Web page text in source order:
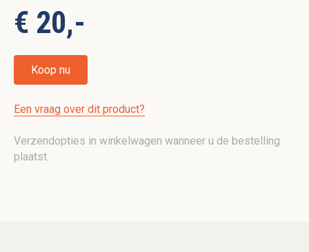
€ 20,-
Koop nu
Een vraag over dit product?
Verzendopties in winkelwagen wanneer u de bestelling
plaatst.